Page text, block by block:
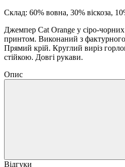
Склад: 60% вовна, 30% віскоза,
Джемпер Cat Orange у сіро-
принтом. Виконаний з
Прямий крій. Круглий виріз
стійкою. Довгі рукави.
Опис
Відгуки